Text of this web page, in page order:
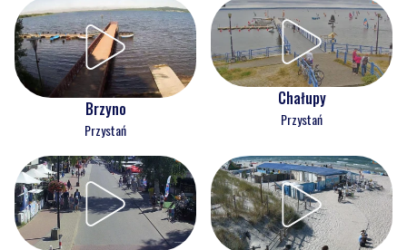
Brzyno
Przystań
Chałupy
Przystań